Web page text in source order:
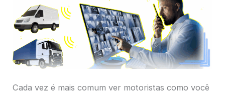
Cada vez é mais comum ver motoristas como você